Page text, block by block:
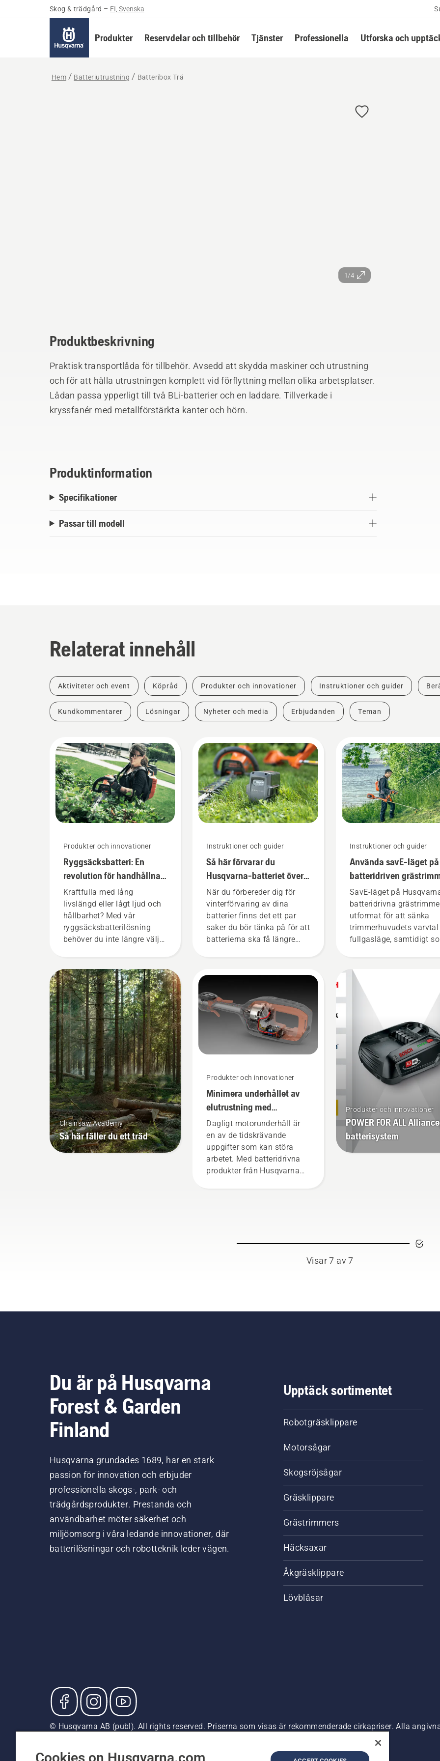
Skog & trädgård – FI, Svenska
Produkter Reservdelar och tillbehör Tjänster Professionella Utforska och
Hem Batteriutrustning Batteribox Trä
1/4
Produktbeskrivning
Praktisk transportlåda för tillbehör. Avsedd att skydda maskiner och utrustning
och för att hålla utrustningen komplett vid förflyttning mellan olika arbetsplatser.
Lådan passa ypperligt till två BLi-batterier och en laddare. Tillverkade i
kryssfanér med metallförstärkta kanter och hörn.
Produktinformation
Specifikationer
Passar till modell
Relaterat innehåll
Aktiviteter och event Köpråd Produkter och innovationer Instruktioner och guider
Kundkommentarer Lösningar Nyheter och media Erbjudanden Teman
Produkter och innovationer
Ryggsäcksbatteri: En
revolution för handhållna,
batteridrivna
motorverktyg
Kraftfulla med lång
livslängd eller lågt ljud och
hållbarhet? Med vår
ryggsäcksbatterilösning
behöver du inte längre välja.
Johan Svennung,
produktchef på avdelningen
för el- och batteridrivna
handhållna produkter på
Husqvarna.
Chainsaw Academy
Så här fäller du ett träd
Instruktioner och guider
Så här förvarar du
Husqvarna-batteriet över
vintern
När du förbereder dig för
vinterförvaring av dina
batterier finns det ett par
saker du bör tänka på för att
batterierna ska få längre
Produkter och innovationer
Minimera underhållet av
elutrustning med
batteridrivna verktyg
Dagligt motorunderhåll är
en av de tidskrävande
uppgifter som kan störa
arbetet. Med batteridrivna
produkter från Husqvarna
Instruktioner och guider
Använda savE-läget
batteridriven
SavE-läget på
batteridrivna
utformat för att sänka
trimmerhuvudets varvtal
fullgasläge, samtidigt
batteri vid lätt
gräsklippning. Tryck bara
på en knapp på den
att aktivera och
savE-läget.
Produkter och innovationer
POWER FOR ALL Alliance
batterisystem
Visar 7 av 7
Du är på Husqvarna
Forest & Garden
Finland
Husqvarna grundades 1689, har en stark
passion för innovation och erbjuder
professionella skogs-, park- och
trädgårdsprodukter. Prestanda och
användbarhet möter säkerhet och
miljöomsorg i våra ledande innovationer, där
batterilösningar och robotteknik leder vägen.
Upptäck sortimentet
Robotgräsklippare
Motorsågar
Skogsröjsågar
Gräsklippare
Grästrimmers
Häcksaxar
Åkgräsklippare
Lövblåsar
© Husqvarna AB (publ). All rights reserved. Priserna som visas är rekommenderade cirkapriser. Alla
Cookiepolicy Användningsvillkor Företagsinformation